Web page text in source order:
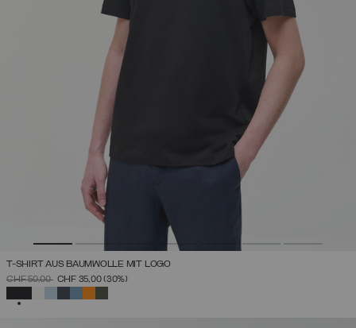
T-SHIRT AUS BAUMWOLLE MIT LOGO
PREIS REDUZIERT VON
CHF 50,00AUF
CHF 35,00(30%)